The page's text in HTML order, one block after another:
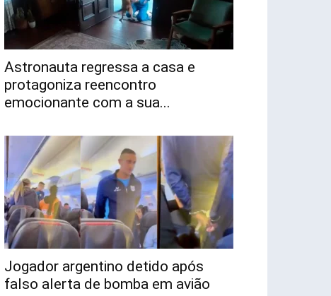
Astronauta regressa a casa e
protagoniza reencontro
emocionante com a sua...
Jogador argentino detido após
falso alerta de bomba em avião